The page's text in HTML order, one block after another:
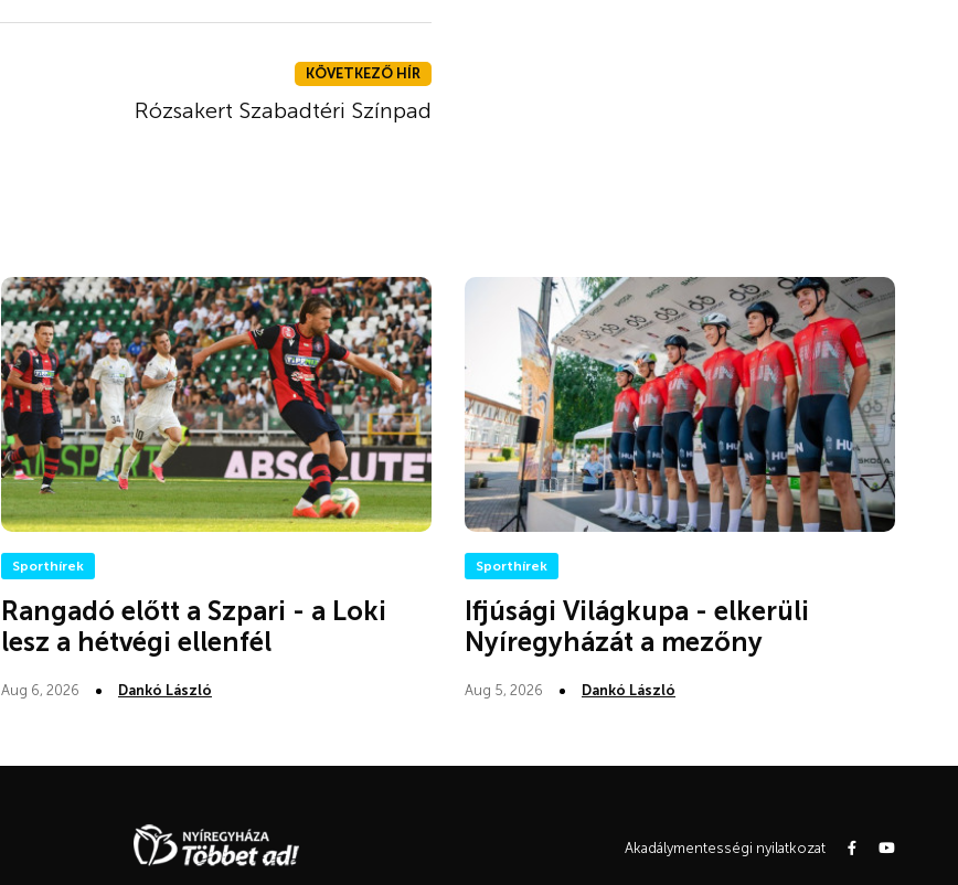
KÖVETKEZŐ HÍR
Rózsakert Szabadtéri Színpad
Sporthírek
Rangadó előtt a Szpari - a Loki
lesz a hétvégi ellenfél
Aug 6, 2026 Dankó László
Sporthírek
Ifjúsági Világkupa - elkerüli
Nyíregyházát a mezőny
Aug 5, 2026 Dankó László
Akadálymentességi nyilatkozat